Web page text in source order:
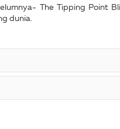
The Tipping Point
dunia.